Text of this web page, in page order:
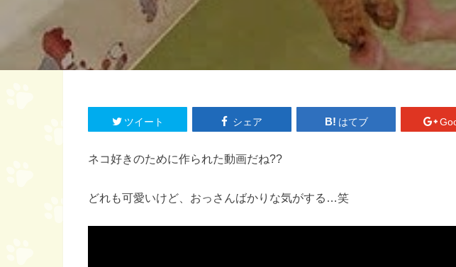
ツイート シェア はてブ
ネコ好きのために作られた動画だね??
どれも可愛いけど、おっさんばかりな気がする…笑